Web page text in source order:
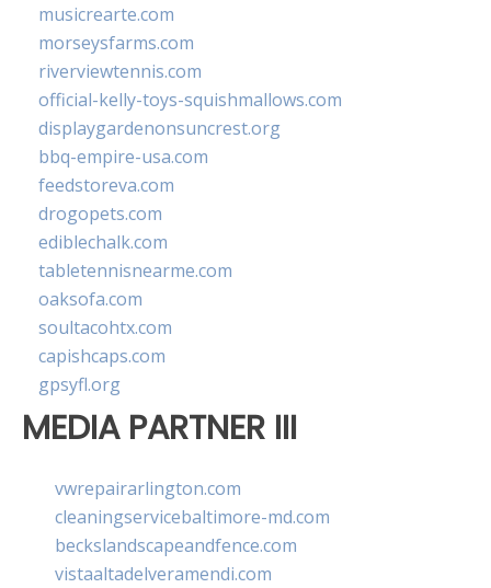
musicrearte.com
morseysfarms.com
riverviewtennis.com
official-kelly-toys-squishmallows.com
displaygardenonsuncrest.org
bbq-empire-usa.com
feedstoreva.com
drogopets.com
ediblechalk.com
tabletennisnearme.com
oaksofa.com
soultacohtx.com
capishcaps.com
gpsyfl.org
MEDIA PARTNER III
vwrepairarlington.com
cleaningservicebaltimore-md.com
beckslandscapeandfence.com
vistaaltadelveramendi.com